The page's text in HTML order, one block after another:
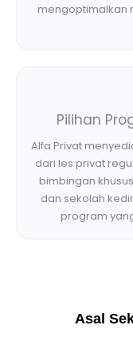
mengoptimalkan
Pilihan
Alfa Privat
dari les privat
bimbingan
dan sekolah
program
Asal